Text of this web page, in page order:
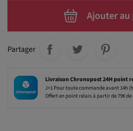
Ajouter au
Partager
Livraison Chronopost 24H point
J+1 Pour toute commande avant 14h
Offert en point relais à partir de 79€